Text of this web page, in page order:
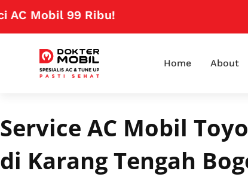
99 Ribu!Klik Disini
Home About
Service AC Mobil
di Karang Tengah